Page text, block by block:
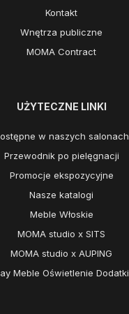
Kontakt
Wnętrza publiczne
MOMA Contract
UŻYTECZNE LINKI
w naszych salonach
Przewodnik po pielęgnacji
Promocje ekspozycyjne
Nasze katalogi
Meble Włoskie
MOMA studio x SITS
MOMA studio x AUPING
Meble Oświetlenie Dodatki